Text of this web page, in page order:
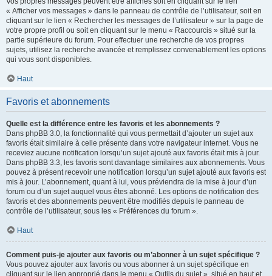
« Afficher vos messages » dans le panneau de contrôle de l’utilisateur, soit en
cliquant sur le lien « Rechercher les messages de l’utilisateur » sur la page de
votre propre profil ou soit en cliquant sur le menu « Raccourcis » situé sur la
partie supérieure du forum. Pour effectuer une recherche de vos propres
sujets, utilisez la recherche avancée et remplissez convenablement les options
qui vous sont disponibles.
Haut
Favoris et abonnements
Quelle est la différence entre les favoris et les abonnements ?
Dans phpBB 3.0, la fonctionnalité qui vous permettait d’ajouter un sujet aux
favoris était similaire à celle présente dans votre navigateur internet. Vous ne
receviez aucune notification lorsqu’un sujet ajouté aux favoris était mis à jour.
Dans phpBB 3.3, les favoris sont davantage similaires aux abonnements. Vous
pouvez à présent recevoir une notification lorsqu’un sujet ajouté aux favoris est
mis à jour. L’abonnement, quant à lui, vous préviendra de la mise à jour d’un
forum ou d’un sujet auquel vous êtes abonné. Les options de notification des
favoris et des abonnements peuvent être modifiés depuis le panneau de
contrôle de l’utilisateur, sous les « Préférences du forum ».
Haut
Comment puis-je ajouter aux favoris ou m’abonner à un sujet spécifique ?
Vous pouvez ajouter aux favoris ou vous abonner à un sujet spécifique en
cliquant sur le lien approprié dans le menu « Outils du sujet », situé en haut et